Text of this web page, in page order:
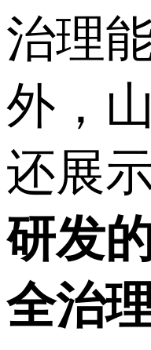
治理
外，
还展
研发
全治